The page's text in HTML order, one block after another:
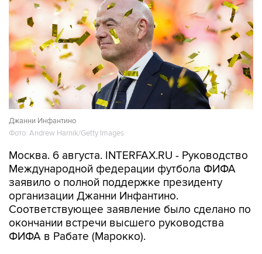
Джанни Инфантино
Фото: Andrew Harnik/Getty Images
Москва. 6 августа. INTERFAX.RU - Руководство
Международной федерации футбола ФИФА
заявило о полной поддержке президенту
организации Джанни Инфантино.
Соответствующее заявление было сделано по
окончании встречи высшего руководства
ФИФА в Рабате (Марокко).